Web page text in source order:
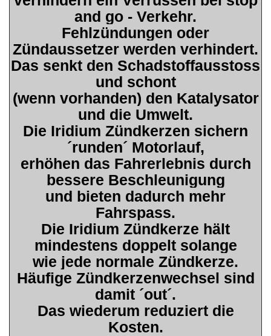
and go - Verkehr.
Fehlzündungen oder
Zündaussetzer werden verhindert.
Das senkt den Schadstoffausstoss
und schont
(wenn vorhanden) den Katalysator
und die Umwelt.
Die Iridium Zündkerzen sichern
´runden´ Motorlauf,
erhöhen das Fahrerlebnis durch
bessere Beschleunigung
und bieten dadurch mehr
Fahrspass.
Die Iridium Zündkerze hält
mindestens doppelt solange
wie jede normale Zündkerze.
Häufige Zündkerzenwechsel sind
damit ´out´.
Das wiederum reduziert die
Kosten.